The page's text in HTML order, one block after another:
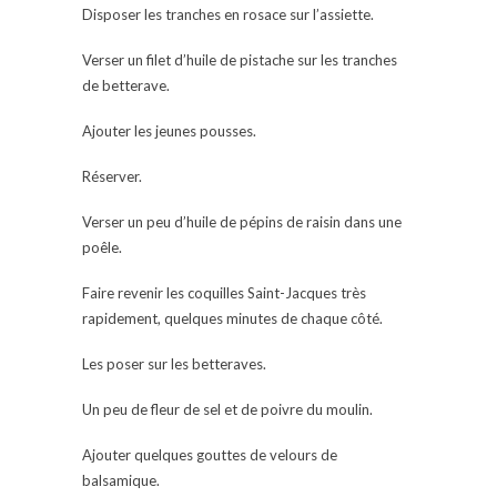
Disposer les tranches en rosace sur l’assiette.
Verser un filet d’huile de pistache sur les tranches
de betterave.
Ajouter les jeunes pousses.
Réserver.
Verser un peu d’huile de pépins de raisin dans une
poêle.
Faire revenir les coquilles Saint-Jacques très
rapidement, quelques minutes de chaque côté.
Les poser sur les betteraves.
Un peu de fleur de sel et de poivre du moulin.
Ajouter quelques gouttes de velours de
balsamique.